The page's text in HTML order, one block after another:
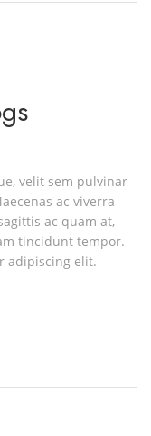
velit sem pulvinar
ac viverra
ac quam at,
tincidunt tempor.
adipiscing elit.